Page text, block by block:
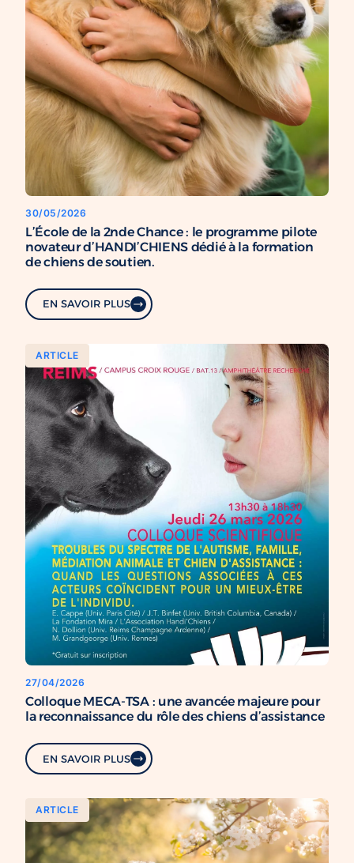
30/05/2026
L’École de la 2nde Chance : le programme pilote
novateur d’HANDI’CHIENS dédié à la formation
de chiens de soutien.
EN SAVOIR PLUS
ARTICLE
27/04/2026
Colloque MECA-TSA : une avancée majeure pour
la reconnaissance du rôle des chiens d’assistance
EN SAVOIR PLUS
ARTICLE